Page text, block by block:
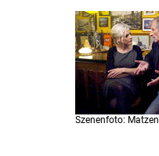
Szenenfoto: Matzen